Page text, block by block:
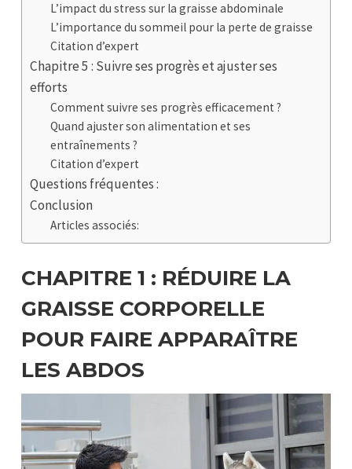
L’impact du stress sur la graisse abdominale
L’importance du sommeil pour la perte de graisse
Citation d’expert
Chapitre 5 : Suivre ses progrès et ajuster ses
efforts
Comment suivre ses progrès efficacement ?
Quand ajuster son alimentation et ses
entraînements ?
Citation d’expert
Questions fréquentes :
Conclusion
Articles associés:
CHAPITRE 1 : RÉDUIRE LA
GRAISSE CORPORELLE
POUR FAIRE APPARAÎTRE
LES ABDOS